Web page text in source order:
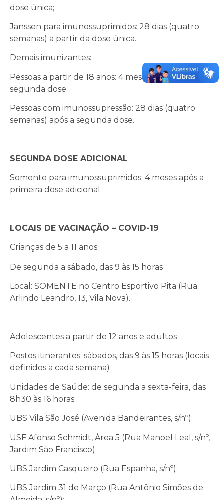
dose única;
Janssen para imunossuprimidos: 28 dias (quatro
semanas) a partir da dose única.
Demais imunizantes:
Pessoas a partir de 18 anos: 4 meses após a
segunda dose;
Pessoas com imunossupressão: 28 dias (quatro
semanas) após a segunda dose.
SEGUNDA DOSE ADICIONAL
Somente para imunossuprimidos: 4 meses após a
primeira dose adicional.
LOCAIS DE VACINAÇÃO – COVID-19
Crianças de 5 a 11 anos
De segunda a sábado, das 9 às 15 horas
Local: SOMENTE no Centro Esportivo Pita (Rua
Arlindo Leandro, 13, Vila Nova).
Adolescentes a partir de 12 anos e adultos
Postos itinerantes: sábados, das 9 às 15 horas (locais
definidos a cada semana)
Unidades de Saúde: de segunda a sexta-feira, das
8h30 às 16 horas:
UBS Vila São José (Avenida Bandeirantes, s/nº);
USF Afonso Schmidt, Área 5 (Rua Manoel Leal, s/nº,
Jardim São Francisco);
UBS Jardim Casqueiro (Rua Espanha, s/nº);
UBS Jardim 31 de Março (Rua Antônio Simões de